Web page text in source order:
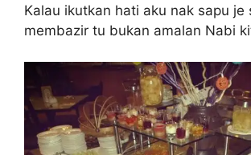
Kalau ikutkan hati aku nak sapu je
membazir tu bukan amalan Nabi